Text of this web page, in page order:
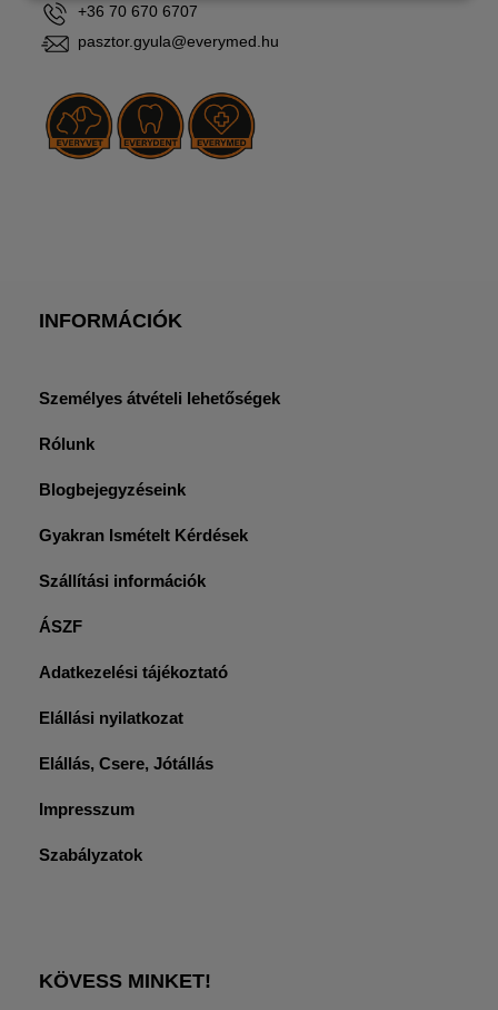
+36 70 670 6707
pasztor.gyula@everymed.hu
INFORMÁCIÓK
Személyes átvételi lehetőségek
Rólunk
Blogbejegyzéseink
Gyakran Ismételt Kérdések
Szállítási információk
ÁSZF
Adatkezelési tájékoztató
Elállási nyilatkozat
Elállás, Csere, Jótállás
Impresszum
Szabályzatok
KÖVESS MINKET!